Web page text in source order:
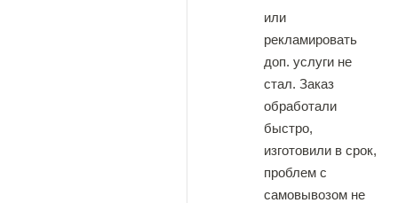
или
рекламировать
доп. услуги не
стал. Заказ
обработали
быстро,
изготовили в срок,
проблем с
самовывозом не